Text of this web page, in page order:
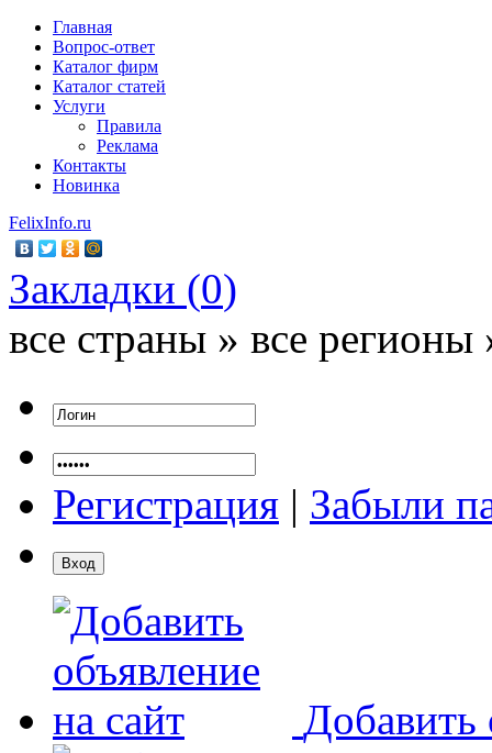
Главная
Вопрос-ответ
Каталог фирм
Каталог статей
Услуги
Правила
Реклама
Контакты
Новинка
FelixInfo.ru
Закладки (0)
все страны » все регионы
Регистрация | Забыли
Добавить